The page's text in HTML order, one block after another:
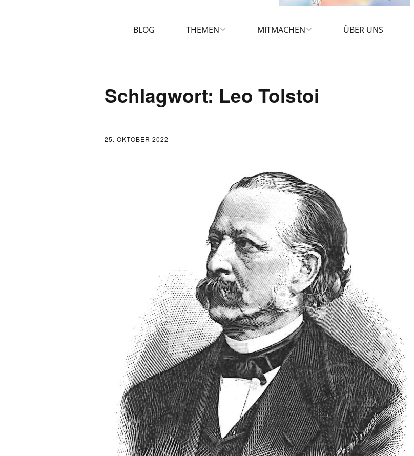
BLOG THEMEN
FONTANE UND SCHULE
FORSCHER*INNEN
FONTANE-INSTITUTIONEN
FONTANE-
LEBENSSTATIONEN
FONTANE-ORTE
FONTANE-PROJEKTE
MITMACHEN ÜBER UNS
Schlagwort: Leo Tolstoi
25. OKTOBER 2022